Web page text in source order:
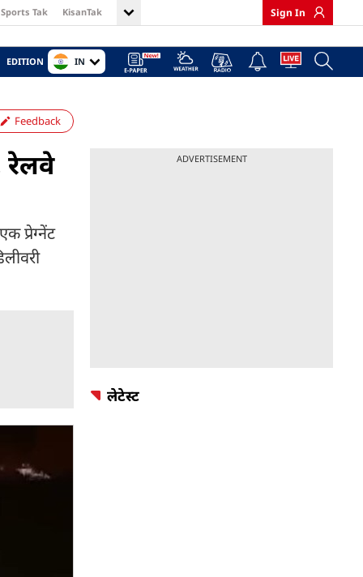
Sports Tak KisanTak Sign In
EDITION IN
Feedback
रेलवे
प्रेग्नेंट
ADVERTISEMENT
लेटेस्ट